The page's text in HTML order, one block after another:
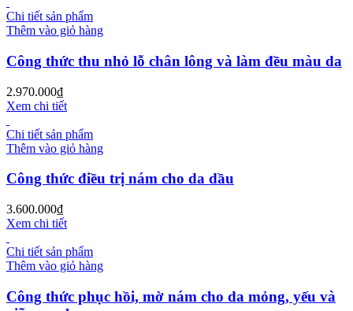
Chi tiết sản phẩm
Thêm vào giỏ hàng
Công thức thu nhỏ lỗ chân lông và làm đều màu da
2.970.000₫
Xem chi tiết
Chi tiết sản phẩm
Thêm vào giỏ hàng
Công thức điều trị nám cho da dầu
3.600.000₫
Xem chi tiết
Chi tiết sản phẩm
Thêm vào giỏ hàng
Công thức phục hồi, mờ nám cho da mỏng, yếu và